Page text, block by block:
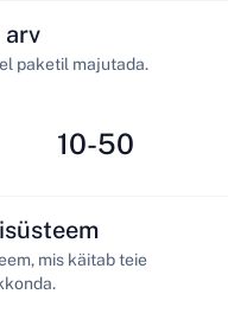
arv
paketil majutada.
10-50
mis käitab teie